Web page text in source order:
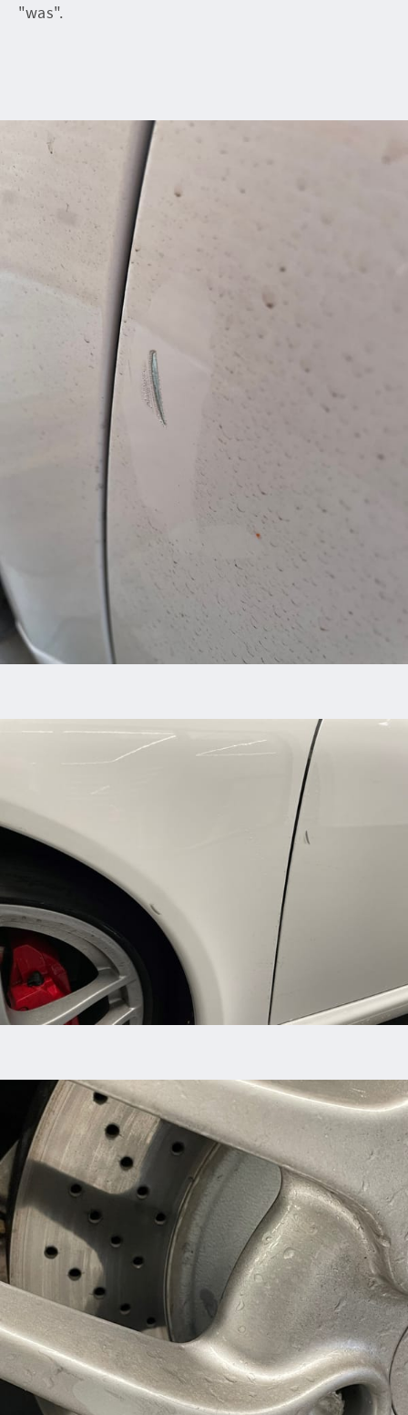
"was".